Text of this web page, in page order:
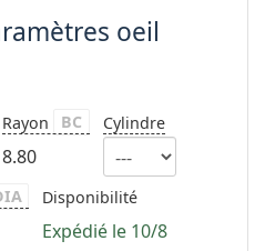
oeil
Rayon BC
8.80
Cylindre
Disponibilité
Expédié le 10/8